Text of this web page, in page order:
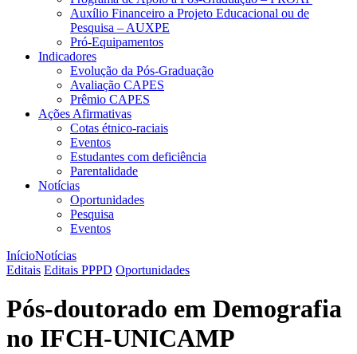
Auxílio Financeiro a Projeto Educacional ou de
Pesquisa – AUXPE
Pró-Equipamentos
Indicadores
Evolução da Pós-Graduação
Avaliação CAPES
Prêmio CAPES
Ações Afirmativas
Cotas étnico-raciais
Eventos
Estudantes com deficiência
Parentalidade
Notícias
Oportunidades
Pesquisa
Eventos
InícioNotícias
Editais Editais PPPD Oportunidades
Pós-doutorado em Demografia
no IFCH-UNICAMP